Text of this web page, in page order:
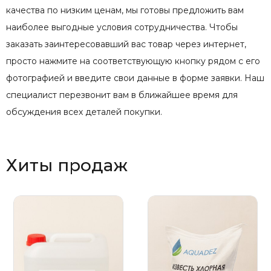
качества по низким ценам, мы готовы предложить вам
наиболее выгодные условия сотрудничества. Чтобы
заказать заинтересовавший вас товар через интернет,
просто нажмите на соответствующую кнопку рядом с его
фотографией и введите свои данные в форме заявки. Наш
специалист перезвонит вам в ближайшее время для
обсуждения всех деталей покупки.
Хиты продаж